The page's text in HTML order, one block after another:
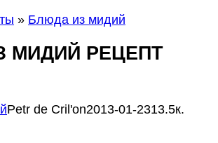
» Блюда из мидий
МИДИЙ РЕЦЕПТ
Petr de Сril'on2013-01-2313.5к.